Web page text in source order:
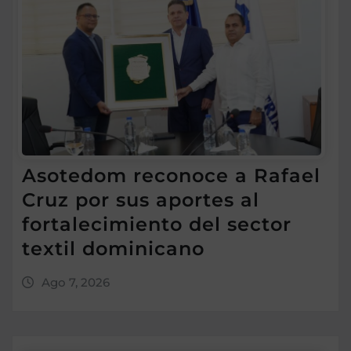
Asotedom reconoce a Rafael
Cruz por sus aportes al
fortalecimiento del sector
textil dominicano
Ago 7, 2026